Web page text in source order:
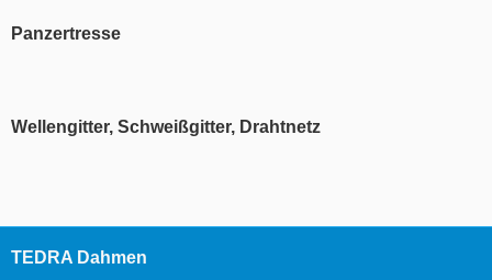
Panzertresse
Wellengitter, Schweißgitter, Drahtnetz
TEDRA Dahmen